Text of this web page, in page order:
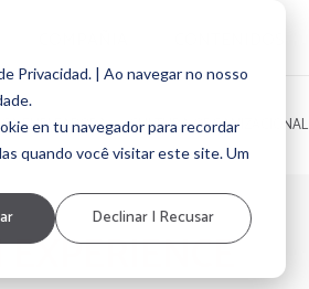
Privacidad. | Ao navegar no nosso
en tu navegador para recordar
quando você visitar este site. Um
Declinar | Recusar
EMPLEADORA CULTURA ORGANIZACIONAL